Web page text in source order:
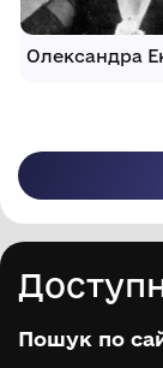
Олександра
Пошук по